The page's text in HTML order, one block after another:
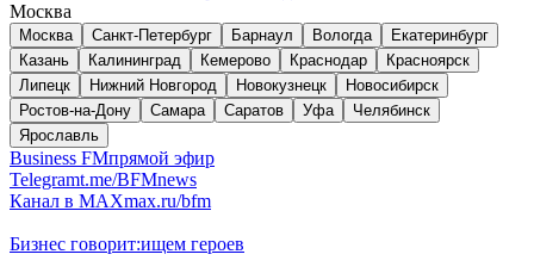
Москва
Москва Санкт-Петербург Барнаул Вологда
Екатеринбург
Казань
Калининград Кемерово Краснодар
Красноярск
Липецк
Нижний Новгород Новокузнецк
Новосибирск
Ростов-на-Дону
Самара Саратов Уфа
Челябинск
Ярославль
Business FMпрямой эфир
Telegramt.me/BFMnews
Канал в MAXmax.ru/bfm
Бизнес говорит:ищем героев